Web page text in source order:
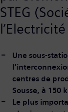
STEG
Une sous-
centres de
Sousse, à 150
Le plus